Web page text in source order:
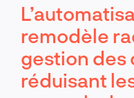
remodèle
gestion des
réduisant